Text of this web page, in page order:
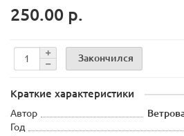
250.00 р.
Закончился
Краткие характеристики
Автор
Год